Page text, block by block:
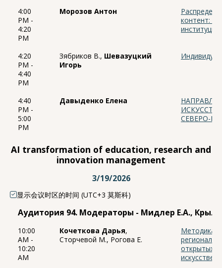
4:00
PM -
4:20
PM
Морозов Антон
контент:
4:20
PM -
4:40
PM
Зябриков В., Шевазуцкий
Игорь
4:40
PM -
5:00
PM
Давыденко Елена
СЕВЕРО-
AI transformation of education, research and
innovation management
3/19/2026
显示会议时区的时间 (UTC+3 莫斯科)
Аудитория 94. Модераторы - Мидлер Е.А.,
10:00
AM -
10:20
AM
Кочеткова Дарья,
Сторчевой М., Рогова Е.
Методика
открытых